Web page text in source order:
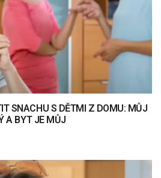
SNACHU S DĚTMI Z DOMU: MŮJ
A BYT JE MŮJ